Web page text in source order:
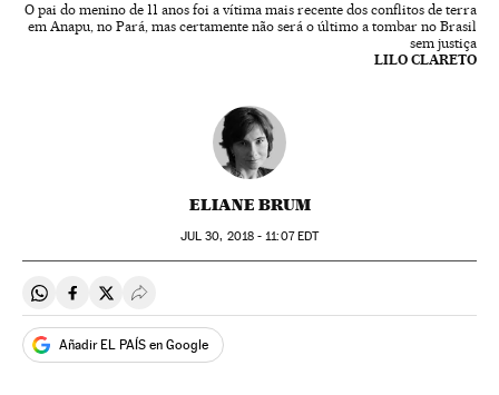
O pai do menino de 11 anos foi a vítima mais recente dos conflitos de terra
em Anapu, no Pará, mas certamente não será o último a tombar no Brasil
sem justiça
LILO CLARETO
ELIANE BRUM
JUL 30, 2018 - 11:07EDT
Compartir en Whatsapp
Compartir en Facebook
Compartir en Twitter
Desplegar Redes Sociales
Añadir EL PAÍS en Google